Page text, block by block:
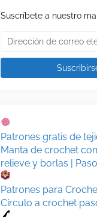
Suscríbete a nuestro
Patrones gratis de
Manta de crochet
relieve y borlas |
Patrones para
Círculo a crochet